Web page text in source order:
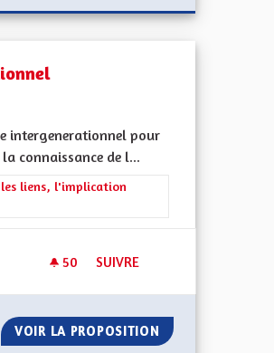
PHOBES
intergenerationnel pour
connaissance de l...
: Les solidarités, les soins et les liens,
liens, l'implication
50 50 ABONNÉS
SUIVRE
VOIR LA PROPOSITION BINÔME